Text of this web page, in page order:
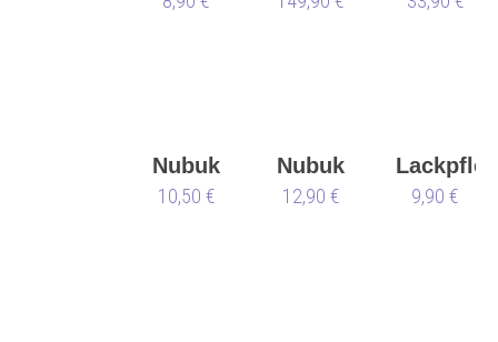
Nubuk
&
10,50 €
Nubuk
Box
12,90 € 9,90 €